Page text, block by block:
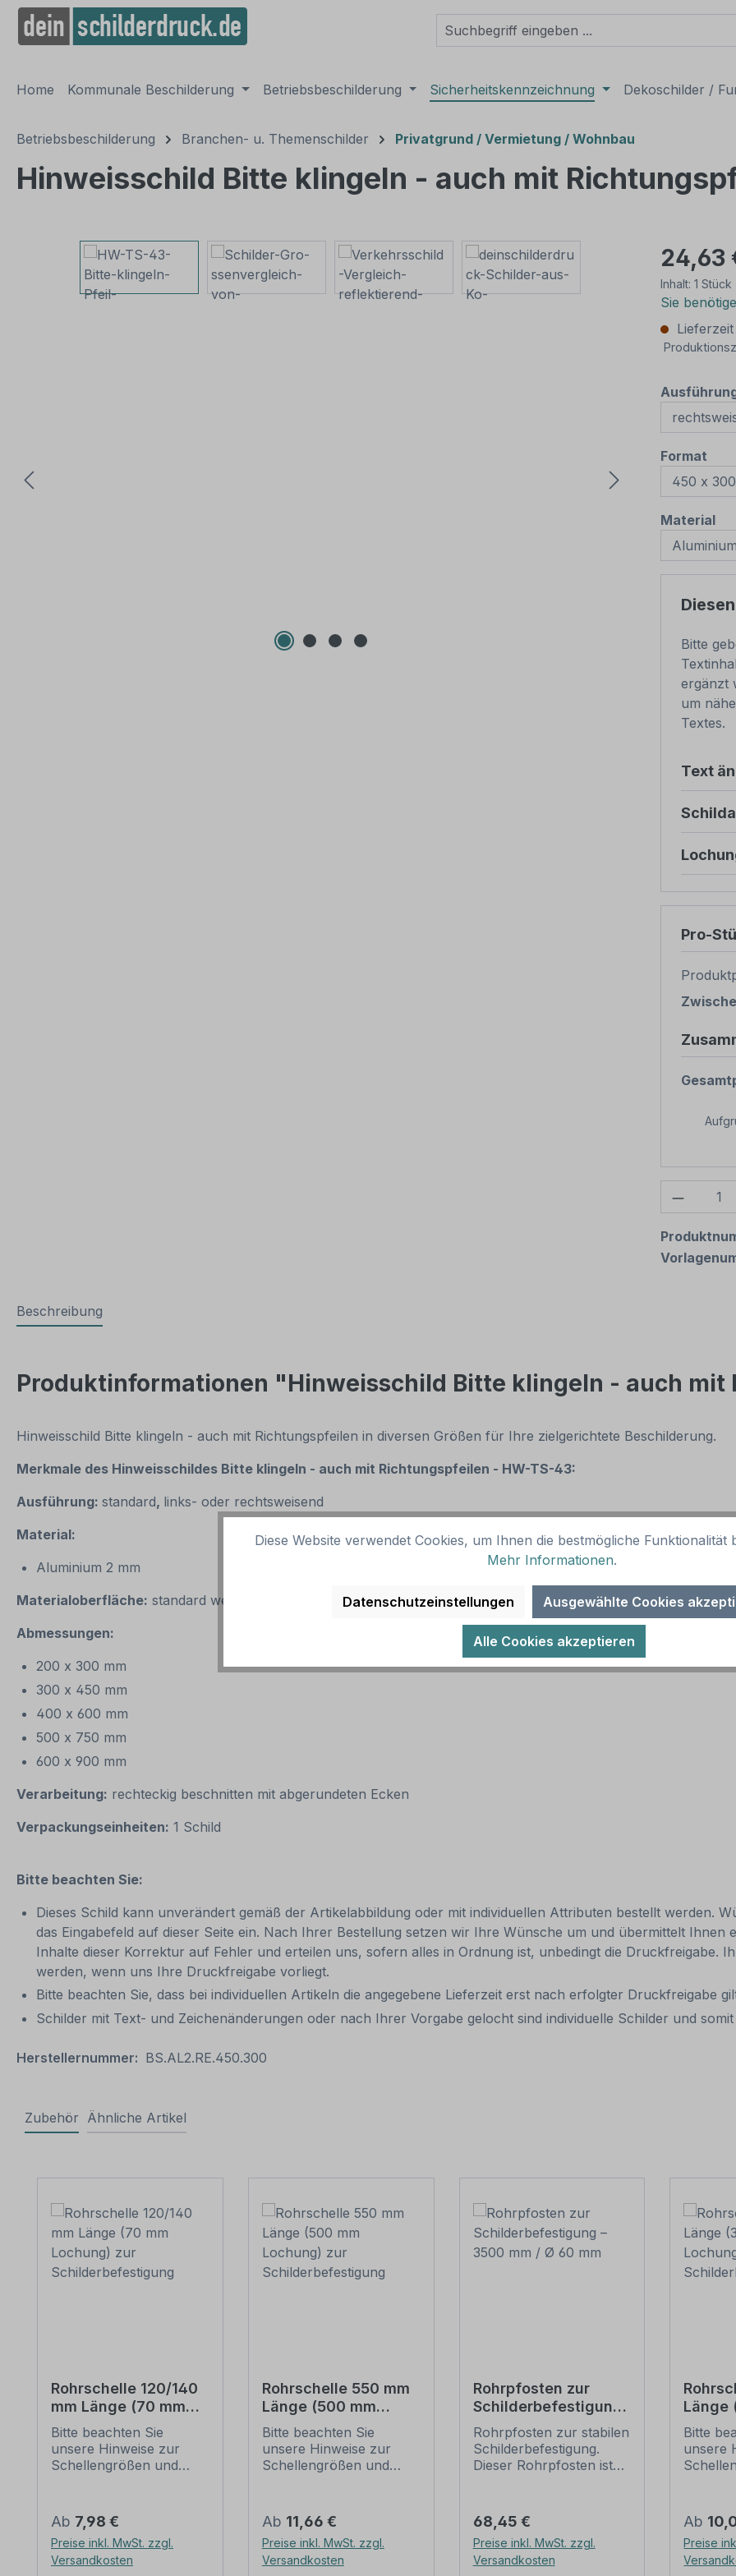
Zur Hauptnavigation springen
Home Kommunale Beschilderung Betriebsbeschilderung Sicherheitskennzeichnung Dekoschilder /
Betriebsbeschilderung Branchen- u. Themenschilder Privatgrund / Vermietung / Wohnbau
Hinweisschild Bitte klingeln - auch mit
Bildergalerie überspringen 24,63
Inhalt: 1 Stück
Sie
Format
Material
Bitte
ergänzt
um
Textes.
Text
Pro-
Beschreibung
Produktinformationen "Hinweisschild Bitte klingeln - auch mit
Hinweisschild Bitte klingeln - auch mit Richtungspfeilen in diversen Größen für Ihre zielgerichtete Beschilderung.
Merkmale des Hinweisschildes Bitte klingeln - auch mit Richtungspfeilen - HW-TS-43:
Ausführung: standard, links- oder rechtsweisend
Material:
Aluminium 2 mm
Materialoberfläche: standard weiß oder reflektierend (RA 1)
Abmessungen:
200 x 300 mm
300 x 450 mm
400 x 600 mm
500 x 750 mm
600 x 900 mm
Verarbeitung: rechteckig beschnitten mit abgerundeten Ecken
Verpackungseinheiten: 1 Schild
Bitte beachten Sie:
Dieses Schild kann unverändert gemäß der Artikelabbildung oder mit individuellen Attributen bestellt werden.
das Eingabefeld auf dieser Seite ein. Nach Ihrer Bestellung setzen wir Ihre Wünsche um und übermittelt Ihnen
Inhalte dieser Korrektur auf Fehler und erteilen uns, sofern alles in Ordnung ist, unbedingt die Druckfreigabe.
werden, wenn uns Ihre Druckfreigabe vorliegt.
Bitte beachten Sie, dass bei individuellen Artikeln die angegebene Lieferzeit erst nach erfolgter Druckfreigabe
Schilder mit Text- und Zeichenänderungen oder nach Ihrer Vorgabe gelocht sind individuelle Schilder und
Herstellernummer: BS.AL2.RE.450.300
Zubehör Ähnliche Artikel
Rohrschelle 120/140
mm Länge (70 mm
Lochung) zur
Schilderbefestigung
Bitte beachten Sie
unsere Hinweise zur
Schellengrößen und
(weiter unten).
Rohrschellen nach der
IVZ-Norm stellen die
Standardbefestigungen
Regulärer Preis:
Ab 7,98 €
Preise inkl. MwSt. zzgl.
Versandkosten
Rohrschelle 550 mm
Länge (500 mm
Lochung) zur
Schilderbefestigung
Bitte beachten Sie
unsere Hinweise zur
Schellengrößen und
(weiter unten).
Rohrschellen nach der
IVZ-Norm stellen die
Standardbefestigungen
Regulärer Preis:
Ab 11,66 €
Preise inkl. MwSt. zzgl.
Versandkosten
Rohrpfosten zur
Schilderbefestigung
– 3500 mm / Ø 60
mm
Rohrpfosten zur stabilen
Schilderbefestigung.
Dieser Rohrpfosten ist
60 mm geeignet.
Merkmale dieses
Rohrpfostens:
Ausführung: Stahl,
Regulärer Preis:
68,45 €
Preise inkl. MwSt. zzgl.
Versandkosten
Länge
Bitte
unsere
(weiter
IVZ-
Ab
Preise
Diese Website verwendet Cookies, um Ihnen die bestmögliche Funktionalität
Mehr Informationen.
Datenschutzeinstellungen Ausgewählte Cookies
Alle Cookies akzeptieren